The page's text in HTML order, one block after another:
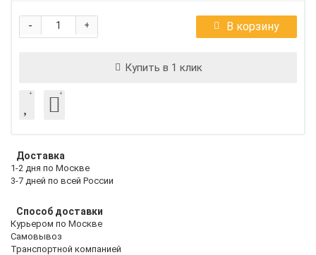
+
- В корзину
Купить в 1 клик
Доставка
1-2 дня по Москве
3-7 дней по всей России
Способ доставки
Курьером по Москве
Самовывоз
Транспортной компанией